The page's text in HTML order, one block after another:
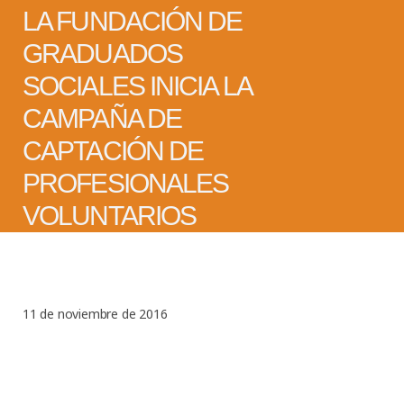
LA FUNDACIÓN DE
GRADUADOS
SOCIALES INICIA LA
CAMPAÑA DE
CAPTACIÓN DE
PROFESIONALES
VOLUNTARIOS
11 de noviembre de 2016